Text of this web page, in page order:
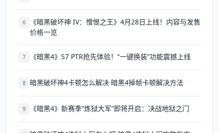
6
《暗黑破坏神 IV：憎恨之王》4月28日上线！内容与发售
价格一览
7 《暗黑4》S7 PTR抢先体验！“一键换装”功能震撼上线
8 暗黑破坏神4卡顿怎么解决 暗黑4掉帧卡顿解决方法
9 《暗黑4》新赛季“炼狱大军”即将开启：决战地狱之门